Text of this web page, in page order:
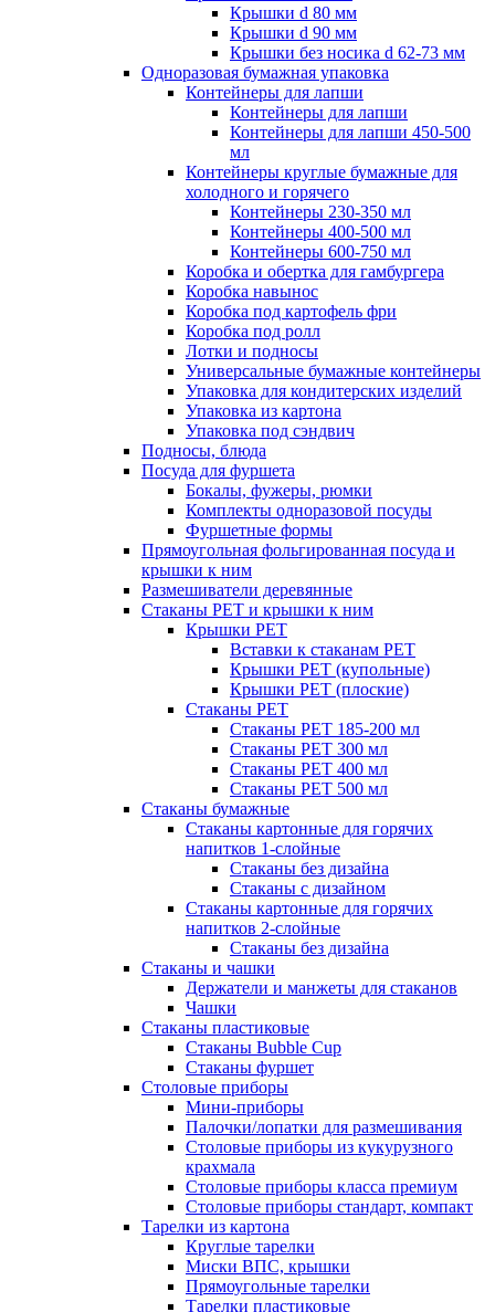
Крышки d 80 мм
Крышки d 90 мм
Крышки без носика d 62-73 мм
Одноразовая бумажная упаковка
Контейнеры для лапши
Контейнеры для лапши
Контейнеры для лапши 450-500
мл
Контейнеры круглые бумажные для
холодного и горячего
Контейнеры 230-350 мл
Контейнеры 400-500 мл
Контейнеры 600-750 мл
Коробка и обертка для гамбургера
Коробка навынос
Коробка под картофель фри
Коробка под ролл
Лотки и подносы
Универсальные бумажные контейнеры
Упаковка для кондитерских изделий
Упаковка из картона
Упаковка под сэндвич
Подносы, блюда
Посуда для фуршета
Бокалы, фужеры, рюмки
Комплекты одноразовой посуды
Фуршетные формы
Прямоугольная фольгированная посуда и
крышки к ним
Размешиватели деревянные
Стаканы PET и крышки к ним
Крышки PET
Вставки к стаканам PET
Крышки PET (купольные)
Крышки PET (плоские)
Стаканы PET
Стаканы PET 185-200 мл
Стаканы PET 300 мл
Стаканы PET 400 мл
Стаканы PET 500 мл
Стаканы бумажные
Стаканы картонные для горячих
напитков 1-слойные
Стаканы без дизайна
Стаканы с дизайном
Стаканы картонные для горячих
напитков 2-слойные
Стаканы без дизайна
Стаканы и чашки
Держатели и манжеты для стаканов
Чашки
Стаканы пластиковые
Стаканы Bubble Cup
Стаканы фуршет
Столовые приборы
Мини-приборы
Палочки/лопатки для размешивания
Столовые приборы из кукурузного
крахмала
Столовые приборы класса премиум
Столовые приборы стандарт, компакт
Тарелки из картона
Круглые тарелки
Миски ВПС, крышки
Прямоугольные тарелки
Тарелки пластиковые